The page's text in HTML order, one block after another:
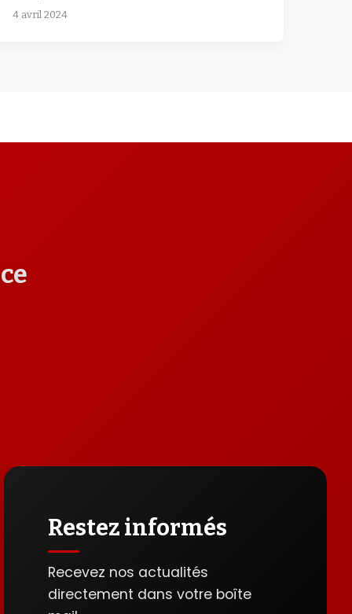
4 avril 2024
Restez informés
Recevez nos actualités
directement dans votre boîte